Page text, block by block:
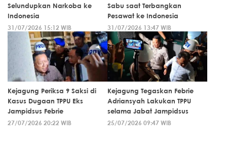
Selundupkan Narkoba ke
Indonesia
31/07/2026 15:12 WIB
Sabu saat Terbangkan
Pesawat ke Indonesia
31/07/2026 13:47 WIB
Kejagung Periksa 9 Saksi di
Kasus Dugaan TPPU Eks
Jampidsus Febrie
27/07/2026 20:22 WIB
Kejagung Tegaskan Febrie
Adriansyah Lakukan TPPU
selama Jabat Jampidsus
25/07/2026 09:47 WIB